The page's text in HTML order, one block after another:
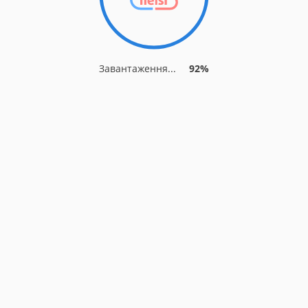
Завантаження... 92%